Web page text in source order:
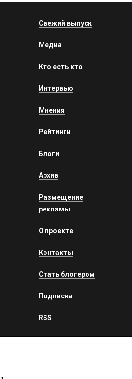
Свежий выпуск
Медиа
Кто есть кто
Интервью
Мнения
Рейтинги
Блоги
Архив
Размещение
рекламы
О проекте
Контакты
Стать блогером
Подписка
RSS